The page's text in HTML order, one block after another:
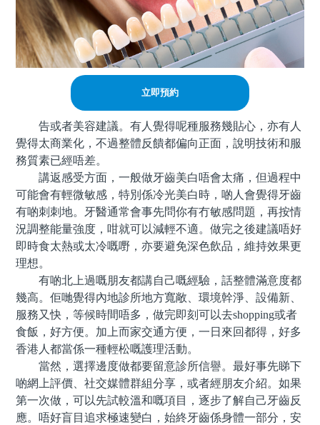
立即預約
告或者美容建議。有人覺得呢種服務幾貼心，亦有人
覺得太商業化，不過整體反饋都偏向正面，說明技術和服
務質素已經唔差。
講返感受方面，一般做牙齒美白唔會太痛，但過程中
可能會有輕微敏感，特別係冷光美白時，啲人會覺得牙齒
有啲刺刺地。牙醫通常會事先問你有冇敏感問題，再按情
況調整能量強度，咁就可以減輕不適。做完之後建議唔好
即時食太熱或太冷嘅嘢，亦要避免深色飲品，維持效果更
理想。
有啲北上過嘅朋友都講自己嘅經驗，話整體滿意度都
幾高。佢哋覺得內地診所地方寬敞、環境幹淨、設備新、
服務又快，等候時間唔多，做完即刻可以去shopping或者
食飯，好方便。加上而家交通方便，一日來回都得，好多
香港人都當係一種輕松嘅護理活動。
當然，選擇邊度做都要留意診所信譽。最好事先睇下
啲網上評價、社交媒體群組分享，或者經朋友介紹。如果
第一次做，可以先試較溫和嘅項目，逐步了解自己牙齒反
應。唔好盲目追求極速變白，始終牙齒係身體一部分，安